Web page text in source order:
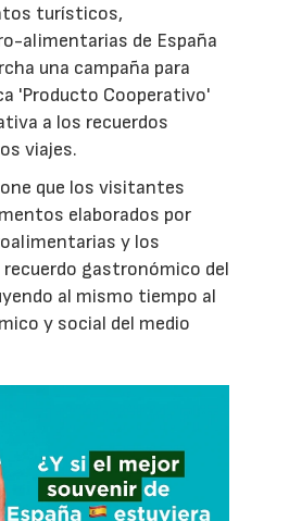
turísticos,
alimentarias de España
una campaña para
'Producto Cooperativo'
a los recuerdos
viajes.
que los visitantes
elaborados por
y los
gastronómico del
al mismo tiempo al
y social del medio